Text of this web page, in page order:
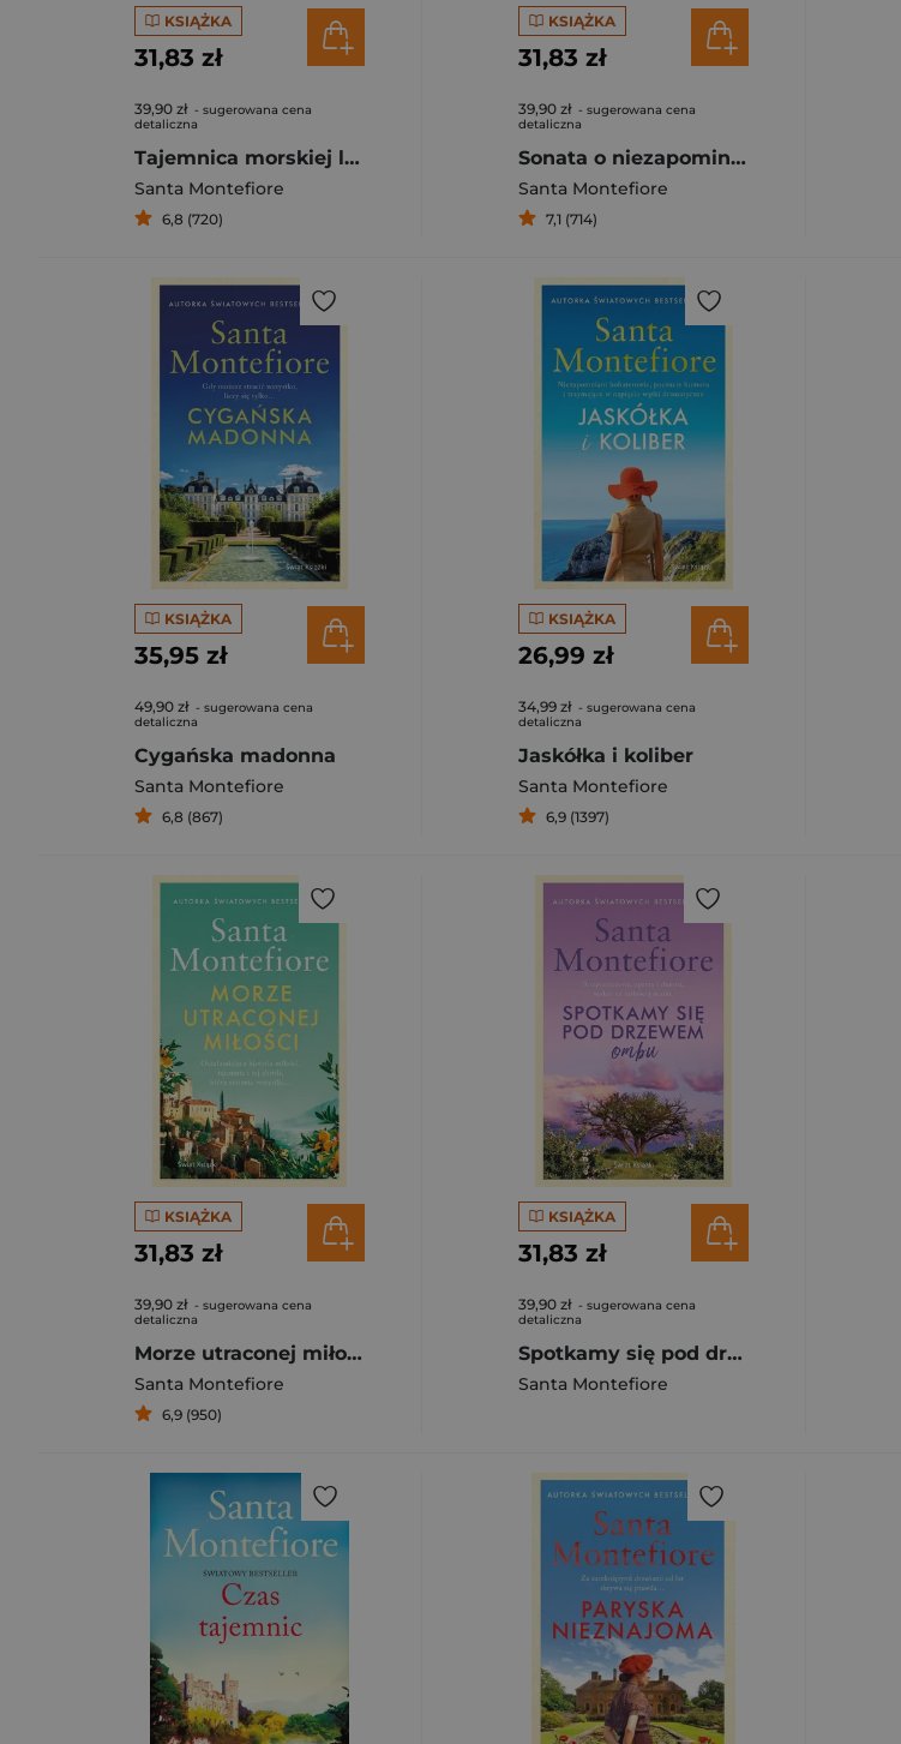
KSIĄŻKA
31,83 zł
39,90 zł - sugerowana cena
detaliczna
Tajemnica morskiej latarni
Santa Montefiore
6,8 (720)
KSIĄŻKA
31,83 zł
39,90 zł - sugerowana cena
detaliczna
Sonata o niezapominajce
Santa Montefiore
7,1 (714)
KSIĄŻKA
35,95 zł
49,90 zł - sugerowana cena
detaliczna
Cygańska madonna
Santa Montefiore
6,8 (867)
KSIĄŻKA
26,99 zł
34,99 zł - sugerowana cena
detaliczna
Jaskółka i koliber
Santa Montefiore
6,9 (1397)
KSIĄŻKA
31,83 zł
39,90 zł - sugerowana cena
detaliczna
Morze utraconej miłości
Santa Montefiore
6,9 (950)
KSIĄŻKA
31,83 zł
39,90 zł - sugerowana cena
detaliczna
Spotkamy się pod drzewem ombu
Santa Montefiore